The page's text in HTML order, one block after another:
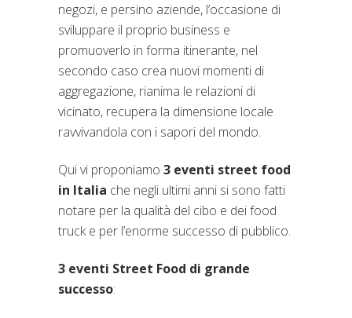
negozi, e persino aziende, l’occasione di
sviluppare il proprio business e
promuoverlo in forma itinerante, nel
secondo caso crea nuovi momenti di
aggregazione, rianima le relazioni di
vicinato, recupera la dimensione locale
ravvivandola con i sapori del mondo.
Qui vi proponiamo 3 eventi street food
in Italia che negli ultimi anni si sono fatti
notare per la qualità del cibo e dei food
truck e per l’enorme successo di pubblico.
3 eventi Street Food di grande
successo: